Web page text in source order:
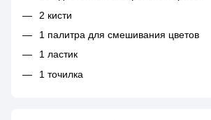
2 кисти
1 палитра для смешивания цветов
1 ластик
1 точилка